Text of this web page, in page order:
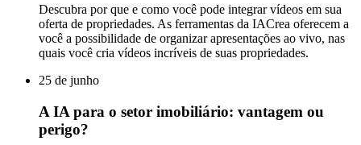
Descubra por que e como você pode integrar vídeos em sua
oferta de propriedades. As ferramentas da IACrea oferecem a
você a possibilidade de organizar apresentações ao vivo, nas
quais você cria vídeos incríveis de suas propriedades.
25 de junho
A IA para o setor imobiliário: vantagem ou
perigo?